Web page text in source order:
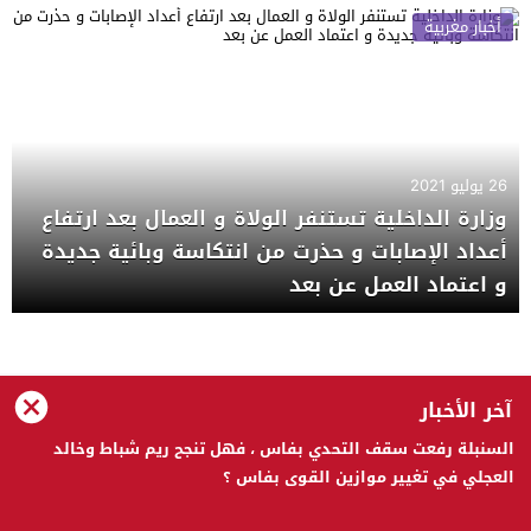
أخبار مغربية
26 يوليو 2021
وزارة الداخلية تستنفر الولاة و العمال بعد ارتفاع
أعداد الإصابات و حذرت من انتكاسة وبائية جديدة
و اعتماد العمل عن بعد
تصميم مجلة ووردبريس
آخر الأخبار
السنبلة رفعت سقف التحدي بفاس ، فهل تنجح ريم شباط وخالد
العجلي في تغيير موازين القوى بفاس ؟